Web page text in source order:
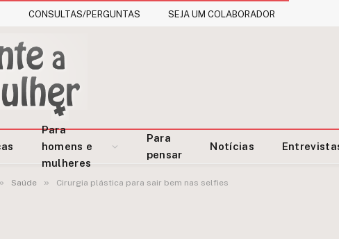
CONSULTAS/PERGUNTAS SEJA UM COLABORADOR
Para
homens e
mulheres
Para
pensar
Notícias
» Saúde » Cirurgia plástica para sair bem nas selfies